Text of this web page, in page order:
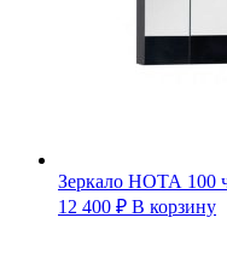
Зеркало НОТА 100
12 400 ₽ В корзину